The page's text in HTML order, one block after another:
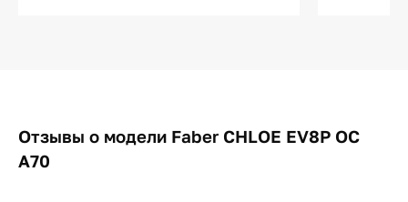
Отзывы о модели Faber CHLOE EV8P OC
A70